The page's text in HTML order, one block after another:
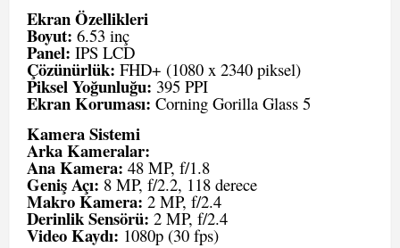
Ekran Özellikleri
Boyut: 6.53 inç
Panel: IPS LCD
Çözünürlük: FHD+ (1080 x 2340 piksel)
Piksel Yoğunluğu: 395 PPI
Ekran Koruması: Corning Gorilla Glass 5
Kamera Sistemi
Arka Kameralar:
Ana Kamera: 48 MP, f/1.8
Geniş Açı: 8 MP, f/2.2, 118 derece
Makro Kamera: 2 MP, f/2.4
Derinlik Sensörü: 2 MP, f/2.4
Video Kaydı: 1080p (30 fps)